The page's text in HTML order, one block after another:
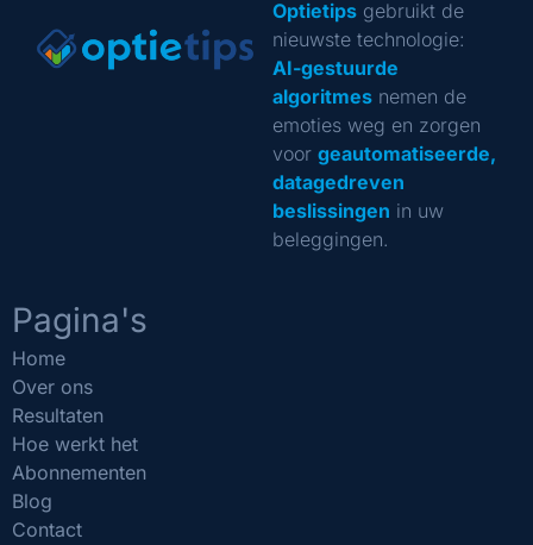
Optietipsgebruikt de
nieuwste technologie:
AI-gestuurde
algoritmesnemen de
emoties weg en zorgen
voor geautomatiseerde,
datagedreven
beslissingen in uw
beleggingen.
Pagina's
Home
Over ons
Resultaten
Hoe werkt het
Abonnementen
Blog
Contact